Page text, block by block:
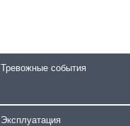
Тревожные события
Эксплуатация